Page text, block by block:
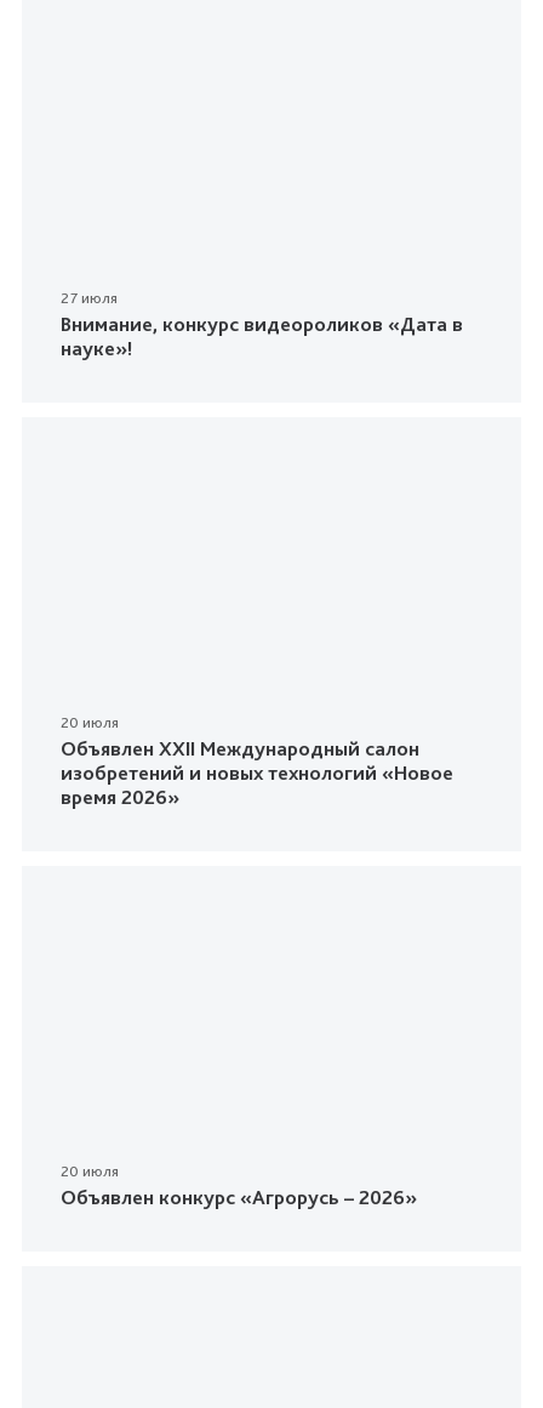
27 июля
Внимание, конкурс видеороликов «Дата в
науке»!
20 июля
Объявлен XXII Международный салон
изобретений и новых технологий «Новое
время 2026»
20 июля
Объявлен конкурс «Агрорусь – 2026»